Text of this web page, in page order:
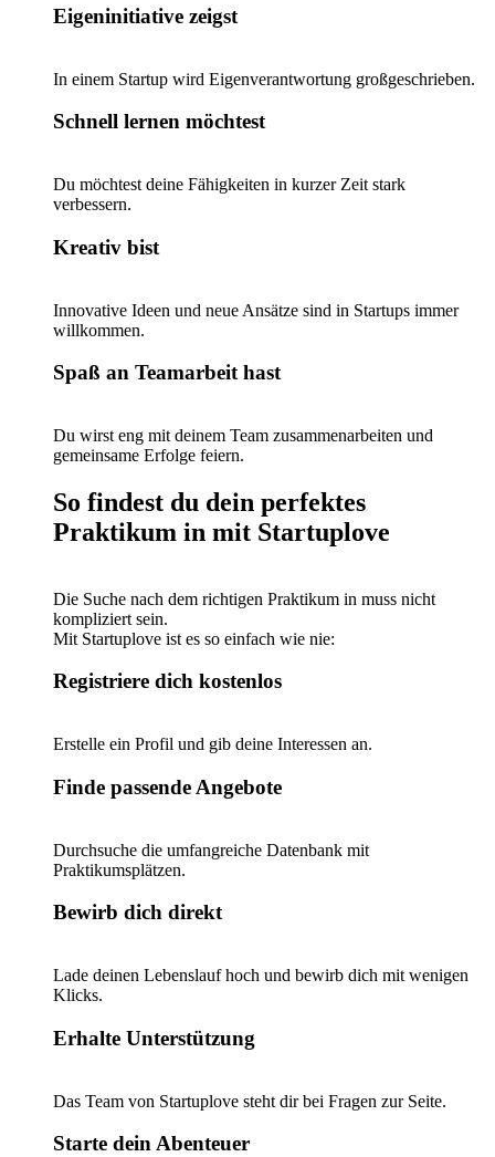
Eigeninitiative zeigst
In einem Startup wird Eigenverantwortung großgeschrieben.
Schnell lernen möchtest
Du möchtest deine Fähigkeiten in kurzer Zeit stark
verbessern.
Kreativ bist
Innovative Ideen und neue Ansätze sind in Startups immer
willkommen.
Spaß an Teamarbeit hast
Du wirst eng mit deinem Team zusammenarbeiten und
gemeinsame Erfolge feiern.
So findest du dein perfektes
Praktikum in mit Startuplove
Die Suche nach dem richtigen Praktikum in muss nicht
kompliziert sein.
Mit Startuplove ist es so einfach wie nie:
Registriere dich kostenlos
Erstelle ein Profil und gib deine Interessen an.
Finde passende Angebote
Durchsuche die umfangreiche Datenbank mit
Praktikumsplätzen.
Bewirb dich direkt
Lade deinen Lebenslauf hoch und bewirb dich mit wenigen
Klicks.
Erhalte Unterstützung
Das Team von Startuplove steht dir bei Fragen zur Seite.
Starte dein Abenteuer